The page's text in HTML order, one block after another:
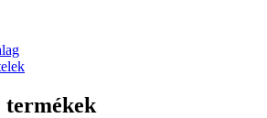
termékek